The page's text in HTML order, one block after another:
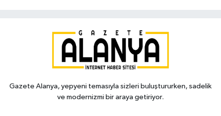
Gazete Alanya, yepyeni temasıyla sizleri buluştururken, sadelik
ve modernizmi bir araya getiriyor.